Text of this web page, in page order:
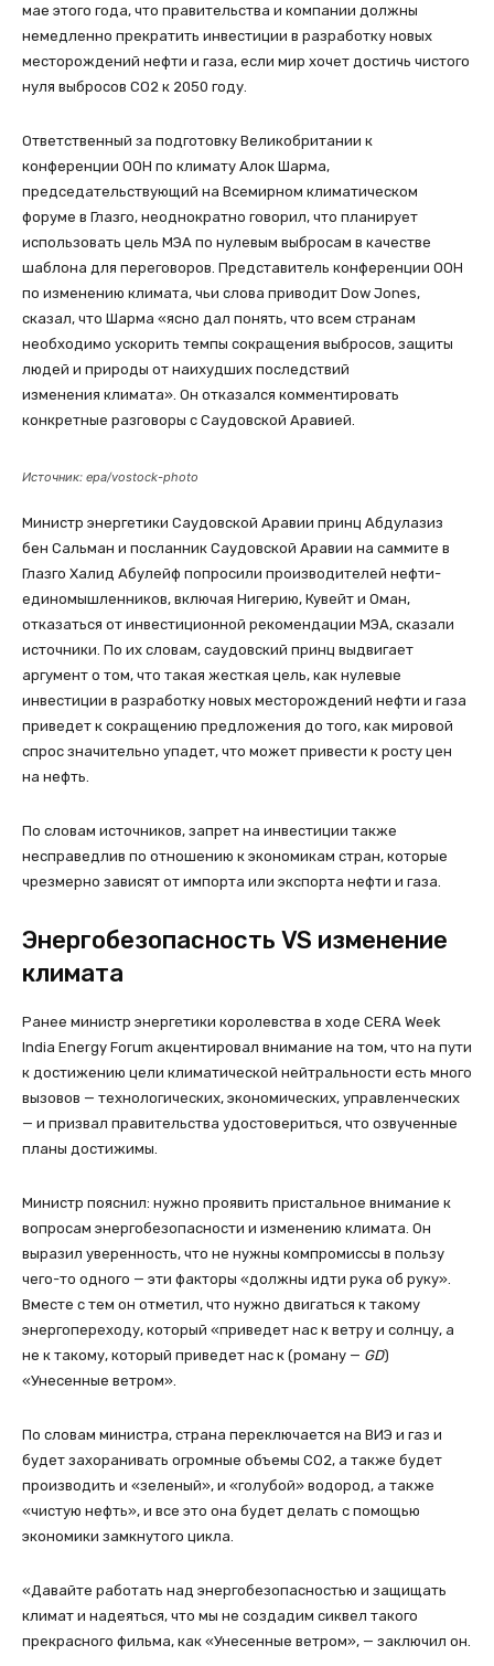
мае этого года, что правительства и компании должны
немедленно прекратить инвестиции в разработку новых
месторождений нефти и газа, если мир хочет достичь чистого
нуля выбросов СО2 к 2050 году.
Ответственный за подготовку Великобритании к
конференции ООН по климату Алок Шарма,
председательствующий на Всемирном климатическом
форуме в Глазго, неоднократно говорил, что планирует
использовать цель МЭА по нулевым выбросам в качестве
шаблона для переговоров. Представитель конференции ООН
по изменению климата, чьи слова приводит Dow Jones,
сказал, что Шарма «ясно дал понять, что всем странам
необходимо ускорить темпы сокращения выбросов, защиты
людей и природы от наихудших последствий
изменения климата». Он отказался комментировать
конкретные разговоры с Саудовской Аравией.
Источник: epa/vostock-photo
Министр энергетики Саудовской Аравии принц Абдулазиз
бен Сальман и посланник Саудовской Аравии на саммите в
Глазго Халид Абулейф попросили производителей нефти-
единомышленников, включая Нигерию, Кувейт и Оман,
отказаться от инвестиционной рекомендации МЭА, сказали
источники. По их словам, саудовский принц выдвигает
аргумент о том, что такая жесткая цель, как нулевые
инвестиции в разработку новых месторождений нефти и газа
приведет к сокращению предложения до того, как мировой
спрос значительно упадет, что может привести к росту цен
на нефть.
По словам источников, запрет на инвестиции также
несправедлив по отношению к экономикам стран, которые
чрезмерно зависят от импорта или экспорта нефти и газа.
Энергобезопасность VS изменение
климата
Ранее министр энергетики королевства в ходе CERA Week
India Energy Forum акцентировал внимание на том, что на пути
к достижению цели климатической нейтральности есть много
вызовов — технологических, экономических, управленческих
— и призвал правительства удостовериться, что озвученные
планы достижимы.
Министр пояснил: нужно проявить пристальное внимание к
вопросам энергобезопасности и изменению климата. Он
выразил уверенность, что не нужны компромиссы в пользу
чего-то одного — эти факторы «должны идти рука об руку».
Вместе с тем он отметил, что нужно двигаться к такому
энергопереходу, который «приведет нас к ветру и солнцу, а
не к такому, который приведет нас к (роману — GD)
«Унесенные ветром».
По словам министра, страна переключается на ВИЭ и газ и
будет захоранивать огромные объемы СО2, а также будет
производить и «зеленый», и «голубой» водород, а также
«чистую нефть», и все это она будет делать с помощью
экономики замкнутого цикла.
«Давайте работать над энергобезопасностью и защищать
климат и надеяться, что мы не создадим сиквел такого
прекрасного фильма, как «Унесенные ветром», — заключил он.